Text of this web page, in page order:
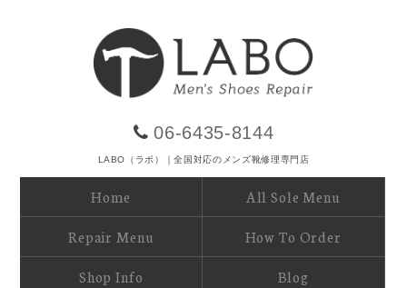
06-6435-8144
LABO（ラボ）｜全国対応のメンズ靴修理専門店
Home All Sole Menu
Repair Menu How To Order
Shop Info Blog